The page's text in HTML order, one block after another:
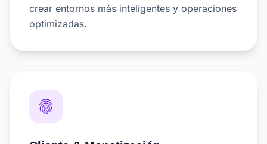
crear entornos más inteligentes y operaciones
optimizadas.
fingerprint